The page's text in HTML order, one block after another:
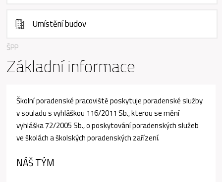
ŠPP
Základní informace
Školní poradenské pracoviště poskytuje poradenské služby
v souladu s vyhláškou 116/2011 Sb., kterou se mění
vyhláška 72/2005 Sb., o poskytování poradenských služeb
ve školách a školských poradenských zařízení.
NÁŠ TÝM
Umístění budov